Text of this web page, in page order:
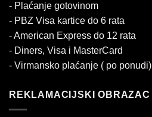
- Plaćanje gotovinom
- PBZ Visa kartice do 6 rata
- American Express do 12 rata
- Diners, Visa i MasterCard
- Virmansko plaćanje ( po ponudi)
REKLAMACIJSKI OBRAZAC